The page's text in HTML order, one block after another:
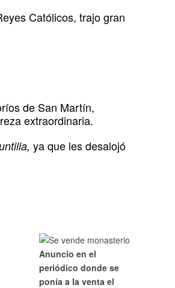
Católicos, trajo gran
de San Martín,
extraordinaria.
ya que les desalojó
Anuncio en el
periódico donde se
ponía a la venta el